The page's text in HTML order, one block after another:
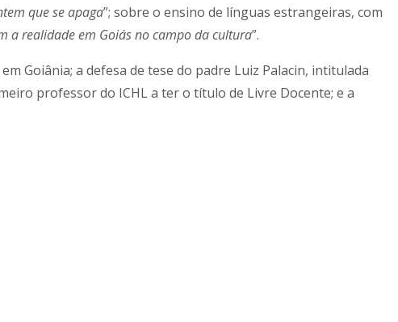
que se apaga”; sobre o ensino de línguas estrangeiras, com
a realidade em Goiás no campo da cultura”.
Goiânia; a defesa de tese do padre Luiz Palacin, intitulada
professor do ICHL a ter o título de Livre Docente; e a